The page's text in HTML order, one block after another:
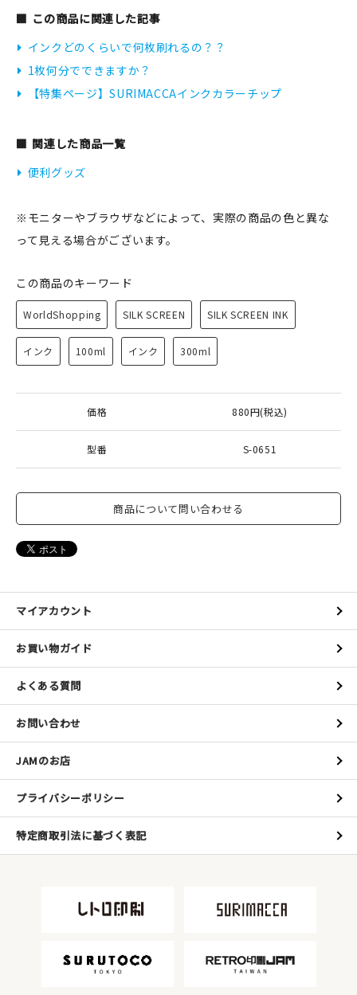
この商品に関連した記事
インクどのくらいで何枚刷れるの？？
1枚何分でできますか？
【特集ページ】SURIMACCAインクカラーチップ
関連した商品一覧
便利グッズ
※モニターやブラウザなどによって、実際の商品の色と異な
って見える場合がございます。
この商品のキーワード
WorldShopping SILK SCREEN SILK SCREEN INK
インク 100ml インク 300ml
価格 880円(税込)
型番 S-0651
商品について問い合わせる
マイアカウント
お買い物ガイド
よくある質問
お問い合わせ
JAMのお店
プライバシーポリシー
特定商取引法に基づく表記